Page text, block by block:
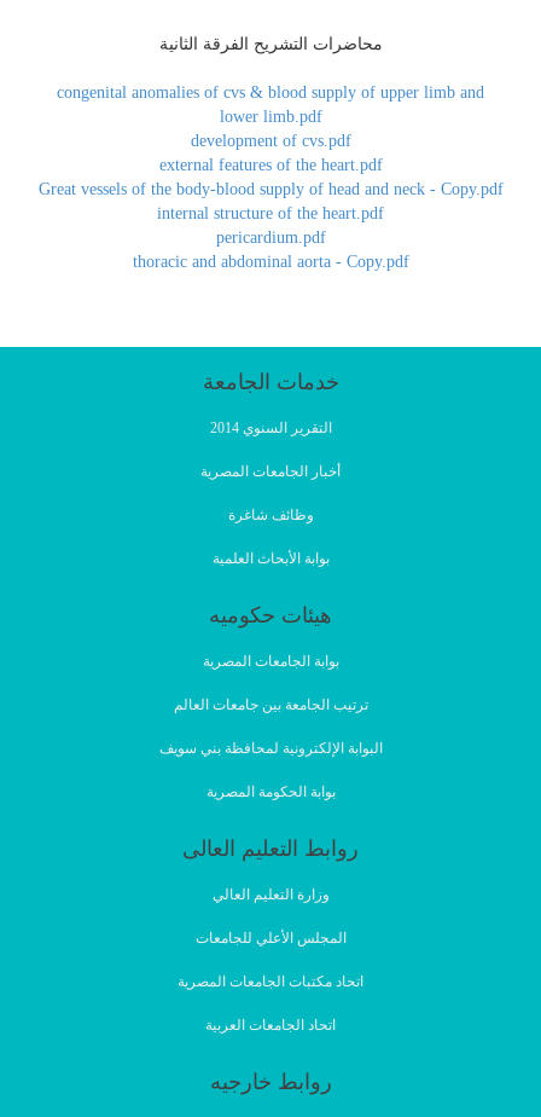
محاضرات التشريح الفرقة الثانية
congenital anomalies of cvs & blood supply of upper limb and
lower limb.pdf
development of cvs.pdf
external features of the heart.pdf
Great vessels of the body-blood supply of head and neck - Copy.pdf
internal structure of the heart.pdf
pericardium.pdf
thoracic and abdominal aorta - Copy.pdf
خدمات الجامعة
التقرير السنوي 2014
أخبار الجامعات المصرية
وظائف شاغرة
بوابة الأبحاث العلمية
هيئات حكوميه
بوابة الجامعات المصرية
ترتيب الجامعة بين جامعات العالم
البوابة الإلكترونية لمحافظة بني سويف
بوابة الحكومة المصرية
روابط التعليم العالى
وزارة التعليم العالي
المجلس الأعلي للجامعات
اتحاد مكتبات الجامعات المصرية
اتحاد الجامعات العربية
روابط خارجيه